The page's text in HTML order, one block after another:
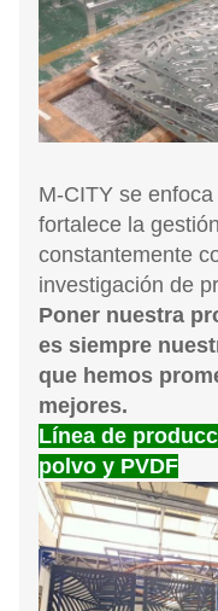
M-CITY se
fortalece la
constantemente
investigación de
Poner nuestra
es siempre
que hemos
mejores.
Línea de
polvo y PVDF